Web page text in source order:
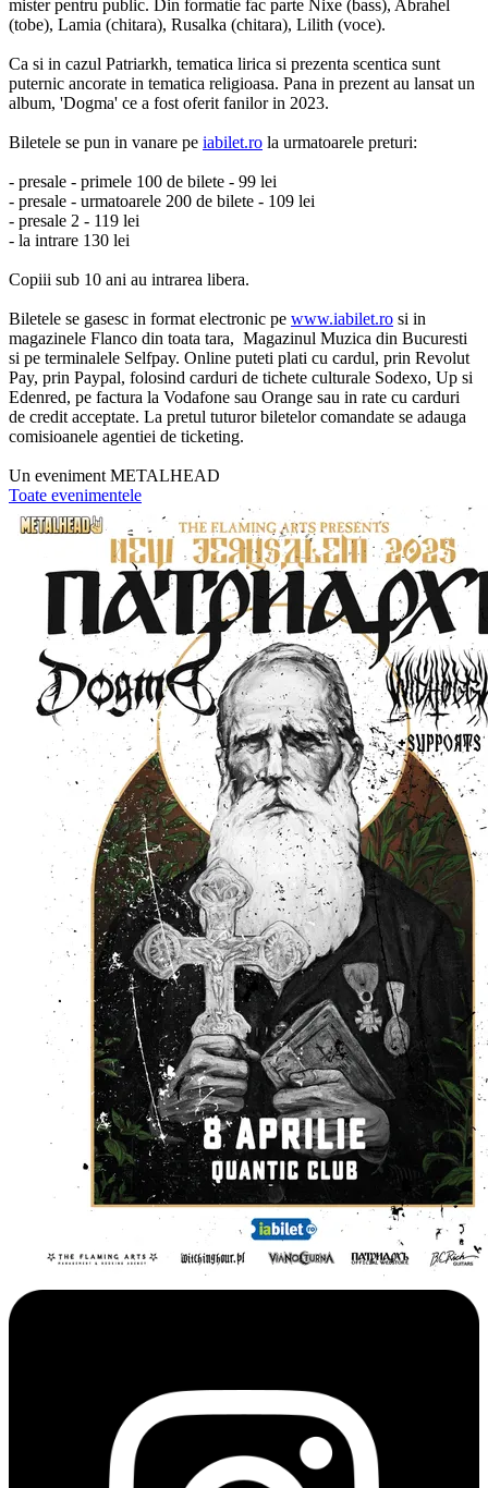
mister pentru public. Din formatie fac parte Nixe (bass), Abrahel
(tobe), Lamia (chitara), Rusalka (chitara), Lilith (voce).
Ca si in cazul Patriarkh, tematica lirica si prezenta scentica sunt
puternic ancorate in tematica religioasa. Pana in prezent au lansat un
album, 'Dogma' ce a fost oferit fanilor in 2023.
Biletele se pun in vanare pe iabilet.ro la urmatoarele preturi:
- presale - primele 100 de bilete - 99 lei
- presale - urmatoarele 200 de bilete - 109 lei
- presale 2 - 119 lei
- la intrare 130 lei
Copiii sub 10 ani au intrarea libera.
Biletele se gasesc in format electronic pe www.iabilet.ro si in
magazinele Flanco din toata tara, Magazinul Muzica din Bucuresti
si pe terminalele Selfpay. Online puteti plati cu cardul, prin Revolut
Pay, prin Paypal, folosind carduri de tichete culturale Sodexo, Up si
Edenred, pe factura la Vodafone sau Orange sau in rate cu carduri
de credit acceptate. La pretul tuturor biletelor comandate se adauga
comisioanele agentiei de ticketing.
Un eveniment METALHEAD
Toate evenimentele